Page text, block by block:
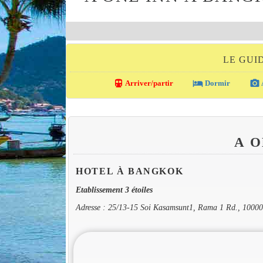
LE
directions_transit Arriver/partir local_hotel Dormir photo_camera
A
HOTEL À BANGKOK
Etablissement 3 étoiles
Adresse : 25/13-15 Soi Kasamsunt1, Rama 1 Rd.,